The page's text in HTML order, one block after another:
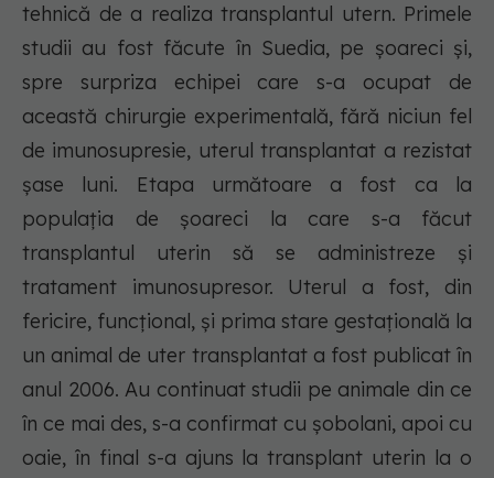
tehnică de a realiza transplantul utern. Primele
studii au fost făcute în Suedia, pe șoareci și,
spre surpriza echipei care s-a ocupat de
această chirurgie experimentală, fără niciun fel
de imunosupresie, uterul transplantat a rezistat
șase luni. Etapa următoare a fost ca la
populația de șoareci la care s-a făcut
transplantul uterin să se administreze și
tratament imunosupresor. Uterul a fost, din
fericire, funcțional, și prima stare gestațională la
un animal de uter transplantat a fost publicat în
anul 2006. Au continuat studii pe animale din ce
în ce mai des, s-a confirmat cu șobolani, apoi cu
oaie, în final s-a ajuns la transplant uterin la o